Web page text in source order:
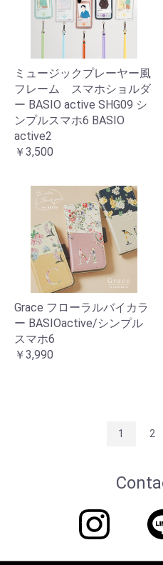
ミュージックプレーヤー風
フレーム スマホショルダ
ー BASIO active SHG09 シ
ンプルスマホ6 BASIO
active2
￥3,500
Grace フローラルバイカラ
ー BASIOactive/シンプル
スマホ6
￥3,990
1 2